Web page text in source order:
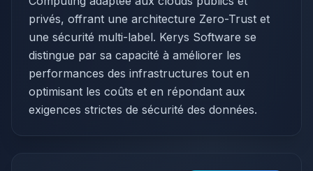
privés, offrant une architecture Zero-Trust et
une sécurité multi-label. Kerys Software se
distingue par sa capacité à améliorer les
performances des infrastructures tout en
optimisant les coûts et en répondant aux
exigences strictes de sécurité des données.